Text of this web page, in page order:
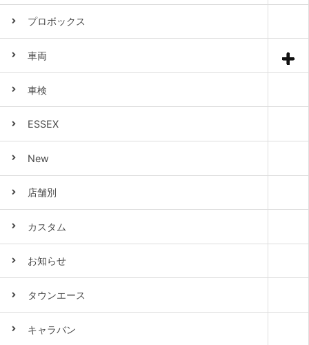
プロボックス
車両
車検
ESSEX
New
店舗別
カスタム
お知らせ
タウンエース
キャラバン